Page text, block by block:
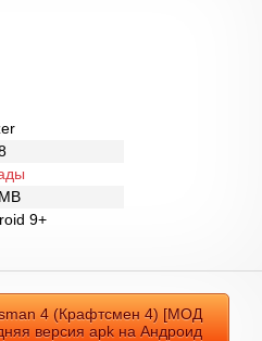
9+
4 (Крафтсмен 4) [МОД
версия apk на Андроид